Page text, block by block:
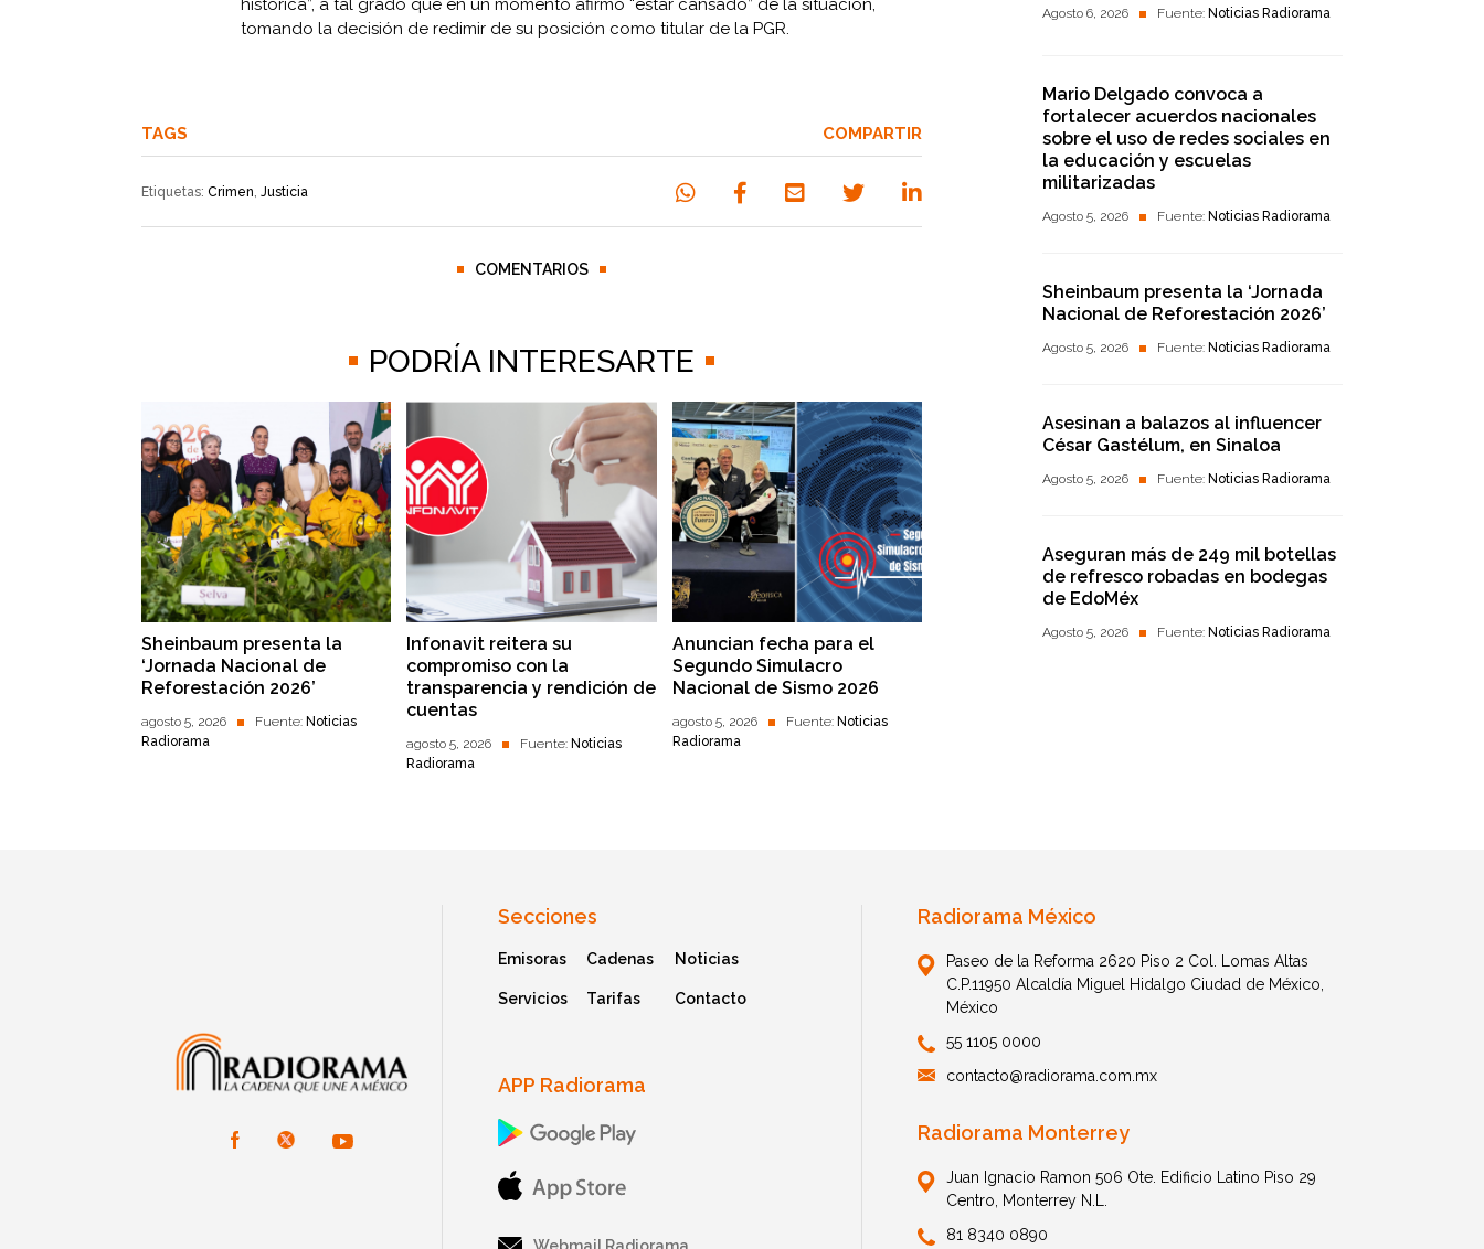
histórica”, a tal grado que en un momento afirmó “estar cansado” de la situación,
tomando la decisión de redimir de su posición como titular de la PGR.
TAGS
Etiquetas: Crimen Justicia
COMPARTIR
COMENTARIOS
PODRÍA INTERESARTE
Sheinbaum presenta la
‘Jornada Nacional de
Reforestación 2026’
agosto 5, 2026 Fuente: Noticias
Radiorama
Infonavit reitera su
compromiso con la
transparencia y rendición de
cuentas
agosto 5, 2026 Fuente:Noticias
Radiorama
Anuncian fecha para el
Segundo Simulacro
Nacional de Sismo 2026
agosto 5, 2026 Fuente: Noticias
Radiorama
Agosto 6, 2026 Fuente: Noticias Radiorama
Mario Delgado convoca a
fortalecer acuerdos nacionales
sobre el uso de redes sociales en
la educación y escuelas
militarizadas
Agosto 5, 2026 Fuente: Noticias Radiorama
Sheinbaum presenta la ‘Jornada
Nacional de Reforestación 2026’
Agosto 5, 2026 Fuente: Noticias Radiorama
Asesinan a balazos al influencer
César Gastélum, en Sinaloa
Agosto 5, 2026 Fuente: Noticias Radiorama
Aseguran más de 249 mil botellas
de refresco robadas en bodegas
de EdoMéx
Agosto 5, 2026 Fuente: Noticias Radiorama
Secciones
Emisoras Cadenas Noticias
Servicios Tarifas Contacto
APP Radiorama
Webmail Radiorama
Radiorama México
Paseo de la Reforma 2620 Piso 2 Col. Lomas Altas
C.P.11950 Alcaldía Miguel Hidalgo Ciudad de México,
México
55 1105 0000
contacto@radiorama.com.mx
Radiorama Monterrey
Juan Ignacio Ramon 506 Ote. Edificio Latino Piso 29
Centro, Monterrey N.L.
81 8340 0890